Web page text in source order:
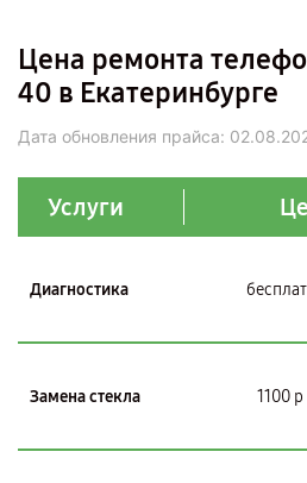
Цена ремонта
40 в Екатеринбурге
Дата обновления прайса:
Услуги
Диагностика
Замена стекла 1100 р